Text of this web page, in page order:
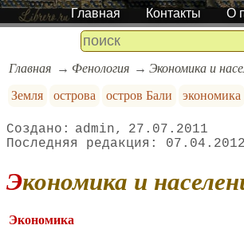
Главная Контакты О
Главная Фенология
Экономика и
Земля
острова остров Бали экономика
admin
27.07.2011
07.04.2012
Экономика и
Экономика